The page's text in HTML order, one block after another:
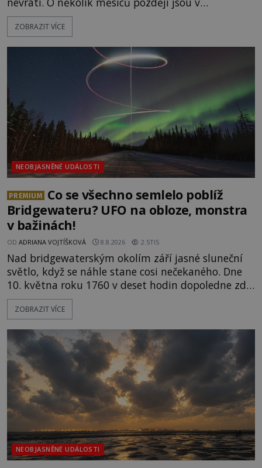
nepřístupných skalách u Hřenska nalezeny jejich
kostry – a s nimi stopy, které se jen obtížně slučují
přírodní živel, neznámý útočník, nebo někdo, koho
tehdejší režim nechtěl odhalit? [gallery
ids="171131,171132,1711
ZOBRAZIT VÍCE
NEOBJASNĚNÉ UDÁLOSTI
PREMIUM
Co se všechno semlelo poblíž
Bridgewateru? UFO na obloze, monstra
v bažinách!
OD ADRIANA VOJTÍŠKOVÁ 8.8.2026 2.5TIS
Nad bridgewaterským okolím září jasné sluneční
světlo, když se náhle stane cosi nečekaného. Dne
10. května roku 1760 v deset hodin dopoledne zde
dojde k vůbec prvnímu historicky doloženému
přeletu UFO. Podle záznamů vyzařuje takové
jen o nějaký optický klam, nebo se zde skutečně
právě vznáší mimozemská loď
ZOBRAZIT VÍCE
NEOBJASNĚNÉ UDÁLOSTI